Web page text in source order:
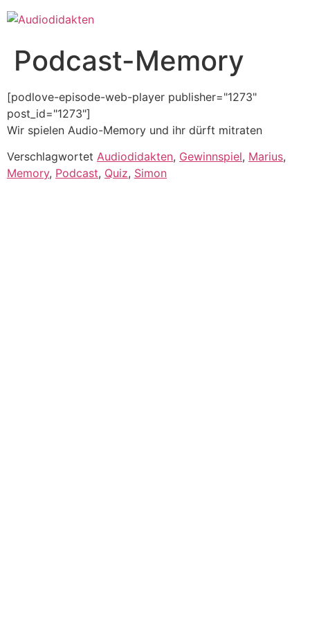
Zum
Inhalt
Podcast-Memory
[podlove-episode-web-player publisher="1273"
post_id="1273"]
Wir spielen Audio-Memory und ihr dürft mitraten
Verschlagwortet Audiodidakten, Gewinnspiel, Marius,
Memory, Podcast, Quiz, Simon